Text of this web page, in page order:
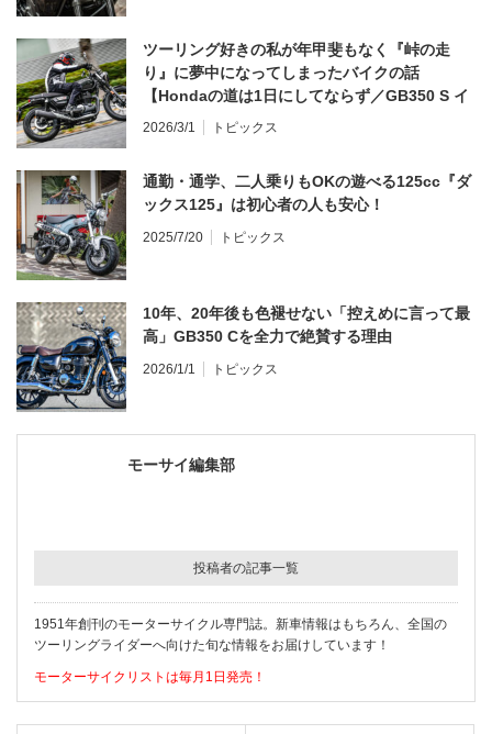
ツーリング好きの私が年甲斐もなく『峠の走
り』に夢中になってしまったバイクの話
【Hondaの道は1日にしてならず／GB350 S イ
ンプレ・レビュー 前編】
2026/3/1 トピックス
通勤・通学、二人乗りもOKの遊べる125cc『ダ
ックス125』は初心者の人も安心！
2025/7/20 トピックス
10年、20年後も色褪せない「控えめに言って最
高」GB350 Cを全力で絶賛する理由
2026/1/1 トピックス
モーサイ編集部
投稿者の記事一覧
1951年創刊のモーターサイクル専門誌。新車情報はもちろん、全国の
ツーリングライダーへ向けた旬な情報をお届けしています！
モーターサイクリストは毎月1日発売！